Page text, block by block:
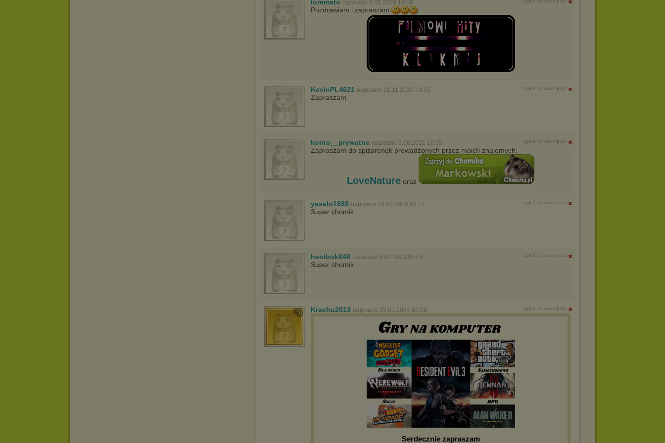
loremato napisano 3.06.2020 19:06
Pozdrawiam i zapraszam
KevinPL4621 napisano 21.11.2020 18:55 zgłoś do usunięcia
Zapraszam
konto__prywatne napisano 3.06.2021 16:25 zgłoś do usunięcia
Zapraszam do spiżarenek prowadzonych przez moich znajomych:
LoveNature oraz
yaselo1888 napisano 20.03.2022 16:12 zgłoś do usunięcia
Super chomik
henibok848 napisano 8.02.2023 05:05 zgłoś do usunięcia
Super chomik
Krachu2013 napisano 25.01.2024 10:06 zgłoś do usunięcia
Serdecznie zapraszam